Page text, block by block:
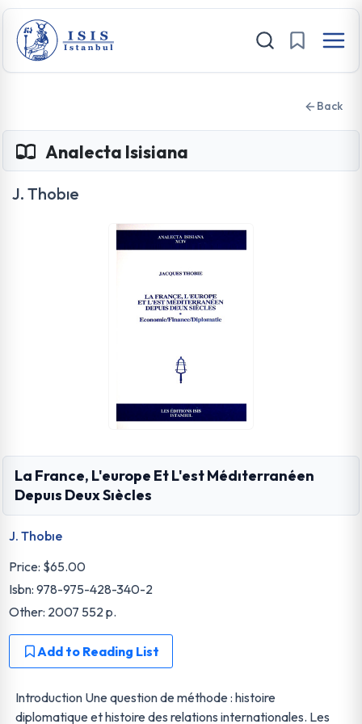
Back
Analecta Isisiana
J. Thobıe
La France, L'europe Et L'est Médıterranéen
Depuıs Deux Sıècles
J. Thobıe
Price: $65.00
Isbn: 978-975-428-340-2
Other: 2007 552 p.
Add to Reading List
Introduction Une question de méthode : histoire
diplomatique et histoire des relations internationales. Les